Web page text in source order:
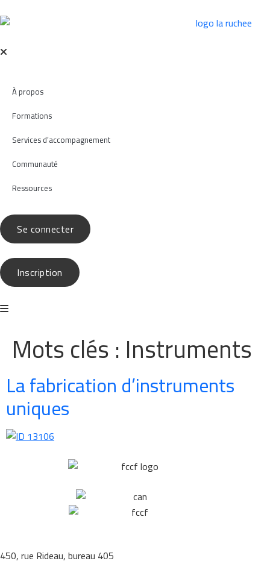
À propos
Formations
Services d’accompagnement
Communauté
Ressources
Se connecter
Inscription
Mots clés :Instruments
La fabrication d’instruments
uniques
450, rue Rideau, bureau 405